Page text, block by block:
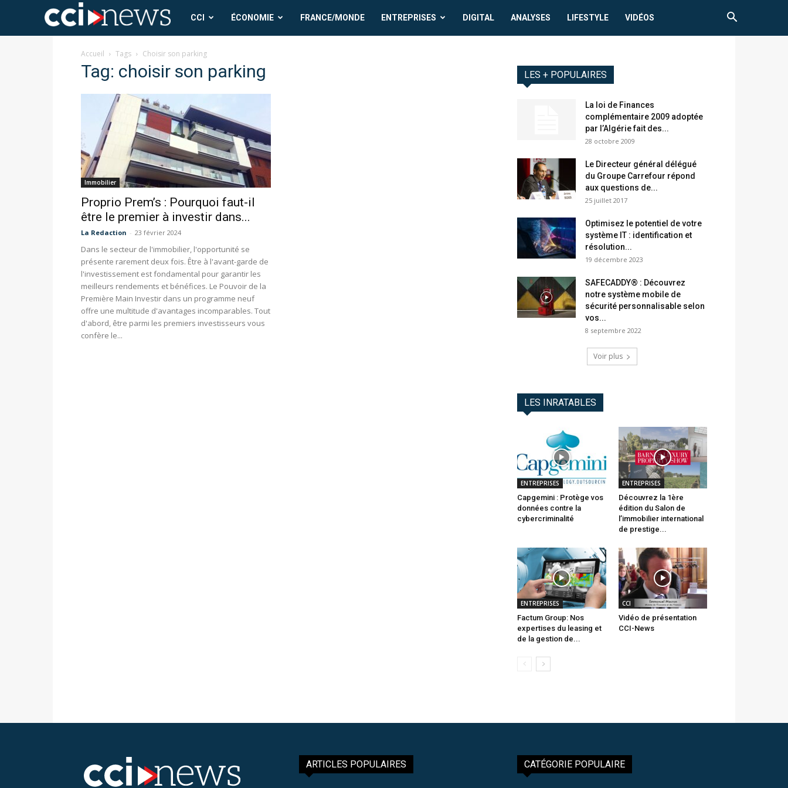
CCI
News
CCI ÉCONOMIE FRANCE/MONDE ENTREPRISES DIGITAL ANALYSES LIFESTYLE VIDÉOS
Accueil Tags Choisir son parking
Tag: choisir son parking
Immobilier
Proprio Prem’s : Pourquoi faut-il
être le premier à investir dans...
La Redaction - 23 février 2024
Dans le secteur de l'immobilier, l'opportunité se
présente rarement deux fois. Être à l'avant-garde de
l'investissement est fondamental pour garantir les
meilleurs rendements et bénéfices. Le Pouvoir de la
Première Main Investir dans un programme neuf
offre une multitude d'avantages incomparables. Tout
d'abord, être parmi les premiers investisseurs vous
confère le...
LES + POPULAIRES
La loi de Finances
complémentaire 2009 adoptée
par l’Algérie fait des...
28 octobre 2009
Le Directeur général délégué
du Groupe Carrefour répond
aux questions de...
25 juillet 2017
Optimisez le potentiel de votre
système IT : identification et
résolution...
19 décembre 2023
SAFECADDY® : Découvrez
notre système mobile de
sécurité personnalisable selon
vos...
8 septembre 2022
Voir plus
LES INRATABLES
ENTREPRISES
Capgemini : Protège vos
données contre la
cybercriminalité
ENTREPRISES
Découvrez la 1ère
édition du Salon de
l’immobilier international
de prestige...
ENTREPRISES
Factum Group: Nos
expertises du leasing et
de la gestion de...
CCI
Vidéo de présentation
CCI-News
ARTICLES POPULAIRES CATÉGORIE POPULAIRE